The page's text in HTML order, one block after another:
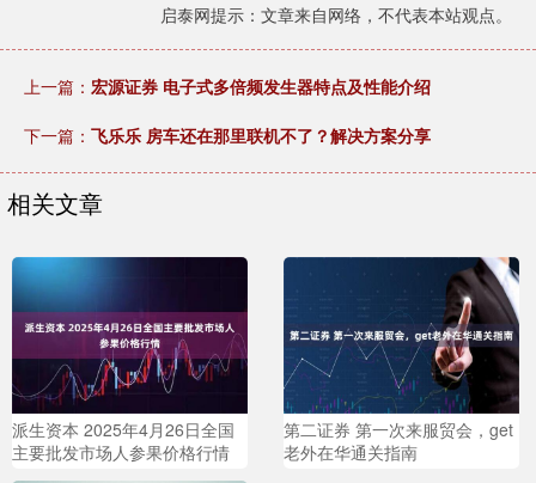
启泰网提示：文章来自网络，不代表本站观点。
上一篇： 宏源证券 电子式多倍频发生器特点及性能介绍
下一篇： 飞乐乐 房车还在那里联机不了？解决方案分享
相关文章
派生资本 2025年4月26日全国
主要批发市场人参果价格行情
第二证券 第一次来服贸会，get
老外在华通关指南